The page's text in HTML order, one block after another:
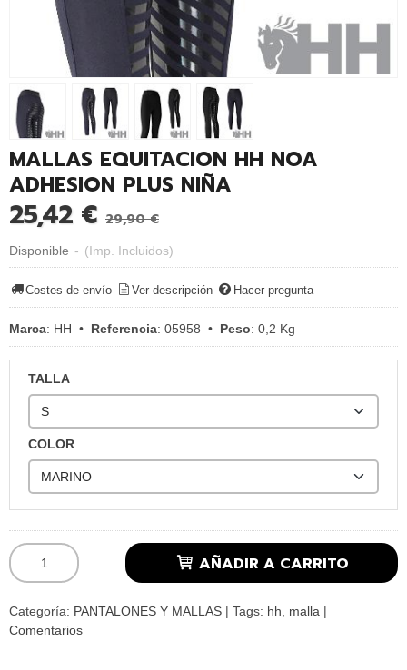
MALLAS EQUITACION HH NOA
ADHESION PLUS NIÑA
25,42 € 29,90 €
Disponible - (Imp. Incluidos)
Costes de envío Ver descripción Hacer pregunta
Marca: HH • Referencia: 05958 • Peso: 0,2 Kg
TALLA
COLOR
AÑADIR A CARRITO
Categoría: PANTALONES Y MALLAS | Tags: hh malla |
Comentarios